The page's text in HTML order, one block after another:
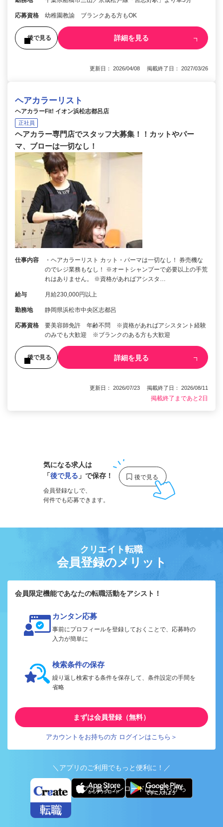
応募資格 幼稚園教諭 ブランクある方もOK
後で見る 詳細を見る
更新日： 2026/04/08 掲載終了日： 2027/03/26
ヘアカラーリスト
ヘアカラーFit! イオン浜松志都呂店
正社員
ヘアカラー専門店でスタッフ大募集！！カットやパー
マ、ブローは一切なし！
仕事内容
・ヘアカラーリスト カット・パーマは一切なし！ 券売機な
のでレジ業務もなし！ ※オートシャンプーで必要以上の手荒
れはありません。 ※資格があればアシスタ…
給与 月給230,000円以上
勤務地 静岡県浜松市中央区志都呂
応募資格
要美容師免許 年齢不問 ※資格があればアシスタント経験
のみでも大歓迎 ※ブランクのある方も大歓迎
後で見る 詳細を見る
更新日： 2026/07/23 掲載終了日： 2026/08/11
掲載終了まであと2日
気になる求人は
「後で見る 」で保存！
会員登録なしで、
何件でも応募できます。
クリエイト転職
会員登録のメリット
会員限定機能であなたの転職活動をアシスト！
カンタン応募
事前にプロフィールを登録しておくことで、応募時の
入力が簡単に
検索条件の保存
繰り返し検索する条件を保存して、条件設定の手間を
省略
まずは会員登録（無料）
アカウントをお持ちの方 ログインはこちら＞
＼アプリのご利用でもっと便利に！／
アプリ版ダウンロードはこちらから